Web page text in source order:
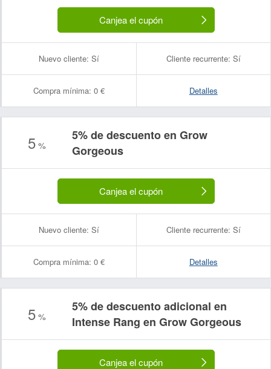
Canjea el cupón
Nuevo cliente: Sí Cliente recurrente: Sí
Compra mínima: 0 € Detalles
5%
5% de descuento en Grow
Gorgeous
Canjea el cupón
Nuevo cliente: Sí Cliente recurrente: Sí
Compra mínima: 0 € Detalles
5%
5% de descuento adicional en
Intense Rang en Grow Gorgeous
Canjea el cupón